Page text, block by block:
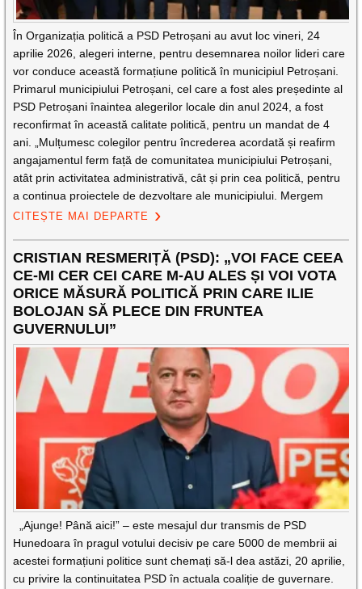
În Organizația politică a PSD Petroșani au avut loc vineri, 24
aprilie 2026, alegeri interne, pentru desemnarea noilor lideri care
vor conduce această formațiune politică în municipiul Petroșani.
Primarul municipiului Petroșani, cel care a fost ales președinte al
PSD Petroșani înaintea alegerilor locale din anul 2024, a fost
reconfirmat în această calitate politică, pentru un mandat de 4
ani. „Mulțumesc colegilor pentru încrederea acordată și reafirm
angajamentul ferm față de comunitatea municipiului Petroșani,
atât prin activitatea administrativă, cât și prin cea politică, pentru
a continua proiectele de dezvoltare ale municipiului. Mergem
CITEȘTE MAI DEPARTE
CRISTIAN RESMERIȚĂ (PSD): „VOI FACE CEEA
CE-MI CER CEI CARE M-AU ALES ȘI VOI VOTA
ORICE MĂSURĂ POLITICĂ PRIN CARE ILIE
BOLOJAN SĂ PLECE DIN FRUNTEA
GUVERNULUI”
„Ajunge! Până aici!” – este mesajul dur transmis de PSD
Hunedoara în pragul votului decisiv pe care 5000 de membrii ai
acestei formațiuni politice sunt chemați să-l dea astăzi, 20 aprilie,
cu privire la continuitatea PSD în actuala coaliție de guvernare.